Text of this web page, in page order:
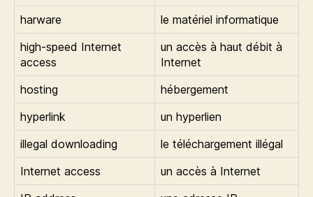
harware
le matériel informatique
high-speed Internet
access
un accès à haut débit à
Internet
hosting
hébergement
hyperlink
un hyperlien
illegal downloading
le téléchargement illégal
Internet access
un accès à Internet